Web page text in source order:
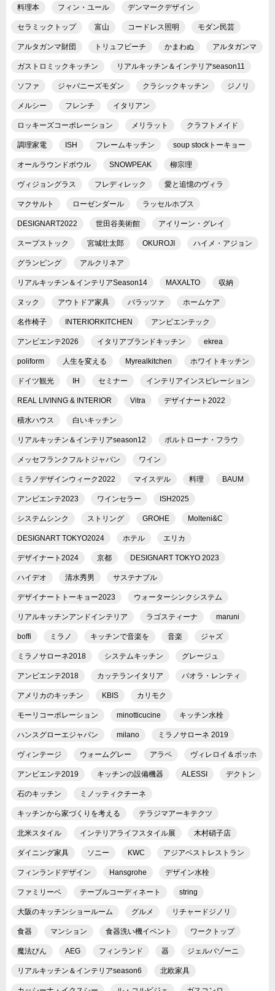
料理本 フィン・ユール デンマークデザイン
セラミックトップ 富山 コードレス照明 モダン民芸
アルタガンマ財団 トリュフビーチ かまわぬ アルタガンマ
ガストロミックキッチン リアルキッチン＆インテリアseason11
ソファ ジャパニーズモダン クラシックキッチン ジノリ
メルシー フレンチ イタリアン
ロッキーズコーポレーション メリラット クラフトメイド
調理家電 ISH フレームキッチン soup stockトーキョー
オールラウンドボウル SNOWPEAK 柳宗理
ヴィジョングラス フレディレック 愛と追憶のヴィラ
マクサルト ローゼンダール ラッセルホブス
DESIGNART2022 世田谷美術館 アイリーン・グレイ
スープストック 宮城壮太郎 OKUROJI ハイメ・アジョン
グランピング アルクリネア
リアルキッチン＆インテリアSeason14 MAXALTO 収納
ヌック アウトドア家具 バラッツァ ホームケア
名作椅子 INTERIORKITCHEN アンビエンテック
アンビエンテ2026 イタリアブランドキッチン ekrea
poliform 人生を変える Myrealkitchen ホワイトキッチン
ドイツ観光 IH セミナー インテリアインスピレーション
REAL LIVINNG & INTERIOR Vitra デザイナート2022
積水ハウス 白いキッチン
リアルキッチン＆インテリアseason12 ポルトローナ・フラウ
メッセフランクフルトジャパン ワイン
ミラノデザインウィーク2022 マイスデル 料理 BAUM
アンビエンテ2023 ワインセラー ISH2025
システムシンク ストリング GROHE Molteni&C
DESIGNART TOKYO2024 ホテル エリカ
デザイナート2024 京都 DESIGNART TOKYO 2023
ハイデオ 清水秀男 サステナブル
デザイナートトーキョー2023 ウォーターシンクシステム
リアルキッチンアンドインテリア ラゴスティーナ maruni
boffi ミラノ キッチンで音楽を 音楽 ジャズ
ミラノサローネ2018 システムキッチン グレージュ
アンビエンテ2018 カッテランイタリア パオラ・レンティ
アメリカのキッチン KBIS カリモク
モーリコーポレーション minotticucine キッチン水栓
ハンスグローエジャパン milano ミラノサローネ 2019
ヴィンテージ ウォームグレー アラペ ヴィレロイ＆ボッホ
アンビエンテ2019 キッチンの設備機器 ALESSI デクトン
石のキッチン ミノッティクチーネ
キッチンから家づくりを考える テラジマアーキテクツ
北米スタイル インテリアライフスタイル展 木村硝子店
ダイニング家具 ソニー KWC アジアベストレストラン
フィンランドデザイン Hansgrohe デザイン水栓
ファミリーベ テーブルコーディネート string
大阪のキッチンショールーム グルメ リチャードジノリ
食器 マンション 食器洗い機イベント ワークトップ
魔法びん AEG フィンランド 器 ジェルバゾーニ
リアルキッチン＆インテリアseason6 北欧家具